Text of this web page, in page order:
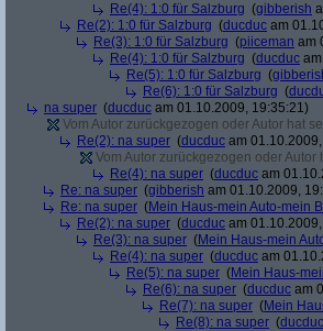
Re(4): 1:0 für Salzburg (gibberish
Re(2): 1:0 für Salzburg (ducduc am
Re(3): 1:0 für Salzburg (piiceman am
Re(4): 1:0 für Salzburg (ducduc
Re(5): 1:0 für Salzburg (
Re(6): 1:0 für Salzburg (
na super (ducduc am 01.10.2009, 19:35:21)
Vom Autor zurückgezogen oder Autor hat
Re(2): na super (ducduc am
Vom Autor zurückgezogen oder
Re(4): na super (ducduc am
Re: na super (gibberish am 01.10.2009,
Re: na super (Mein Haus-mein Auto-mein
Re(2): na super (ducduc am
Re(3): na super (Mein Haus-mein
Re(4): na super (ducduc am
Re(5): na super (Mein Haus-
Re(6): na super (ducduc am
Re(7): na super (Mein
Re(8): na super (ducduc